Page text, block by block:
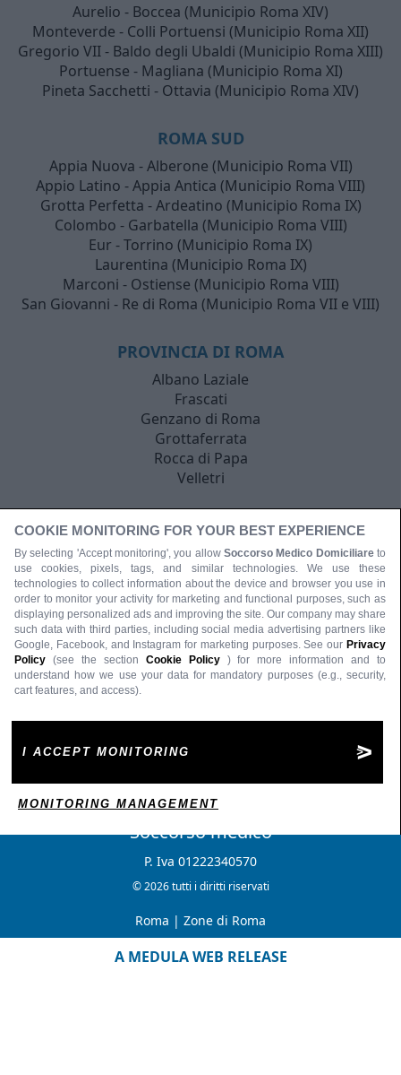
Aurelio - Boccea (Municipio Roma XIV)
Monteverde - Colli Portuensi (Municipio Roma XII)
Gregorio VII - Baldo degli Ubaldi (Municipio Roma XIII)
Portuense - Magliana (Municipio Roma XI)
Pineta Sacchetti - Ottavia (Municipio Roma XIV)
ROMA SUD
Appia Nuova - Alberone (Municipio Roma VII)
Appio Latino - Appia Antica (Municipio Roma VIII)
Grotta Perfetta - Ardeatino (Municipio Roma IX)
Colombo - Garbatella (Municipio Roma VIII)
Eur - Torrino (Municipio Roma IX)
Laurentina (Municipio Roma IX)
Marconi - Ostiense (Municipio Roma VIII)
San Giovanni - Re di Roma (Municipio Roma VII e VIII)
PROVINCIA DI ROMA
Albano Laziale
Frascati
Genzano di Roma
Grottaferrata
Rocca di Papa
Velletri
Soccorso medico
P. Iva 01222340570
© 2026 tutti i diritti riservati
Roma | Zone di Roma
A MEDULA WEB RELEASE
COOKIE MONITORING FOR YOUR BEST EXPERIENCE
By selecting 'Accept monitoring', you allow Soccorso Medico Domiciliare to
use cookies, pixels, tags, and similar technologies. We use these
technologies to collect information about the device and browser you use in
order to monitor your activity for marketing and functional purposes, such as
displaying personalized ads and improving the site. Our company may share
such data with third parties, including social media advertising partners like
Google, Facebook, and Instagram for marketing purposes. See our Privacy
Policy (see the section Cookie Policy
) for more information and to
understand how we use your data for mandatory purposes (e.g., security,
cart features, and access).
I ACCEPT MONITORING
MONITORING MANAGEMENT